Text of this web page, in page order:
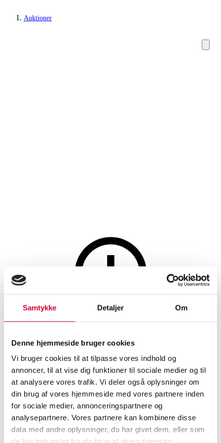
Samtykke Detaljer Om
Denne hjemmeside bruger cookies
Vi bruger cookies til at tilpasse vores indhold og
annoncer, til at vise dig funktioner til sociale medier og til
at analysere vores trafik. Vi deler også oplysninger om
din brug af vores hjemmeside med vores partnere inden
for sociale medier, annonceringspartnere og
analysepartnere. Vores partnere kan kombinere disse
data med andre oplysninger, du har givet dem, eller som
de har indsamlet fra din brug af deres tjenester.
Auktioner
Stole
Denne auktion er annulleret
Denne auktion er annulleret
SHOWROOM
Vejle
VURDERING
DKK 1.000
VARENUMMER
6543208
Beskrivelse